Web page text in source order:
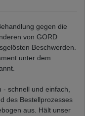
gegen die
von GORD
Beschwerden.
unter dem
schnell und einfach,
des Bestellprozesses
aus. Hält unser